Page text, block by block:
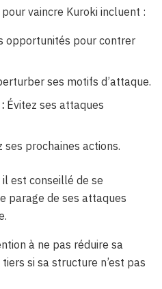
vaincre Kuroki incluent :
opportunités pour contrer
ses motifs d’attaque.
Évitez ses attaques
ses prochaines actions.
est conseillé de se
parage de ses attaques
à ne pas réduire sa
si sa structure n’est pas